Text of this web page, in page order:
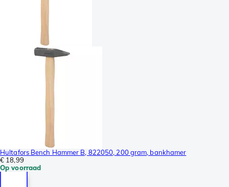
Hultafors Bench Hammer B, 822050, 200 gram, bankhamer
€ 18,99
Op voorraad